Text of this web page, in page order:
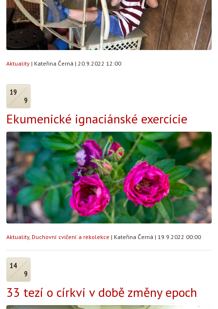
Aktuality | Kateřina Černá | 20.9.2022 12:00
19
9
Ekumenické ignaciánské exercicie
Aktuality, Duchovní cvičení a rekolekce | Kateřina Černá | 19.9.2022 00:00
14
9
33 tezí o církvi v době změny epoch